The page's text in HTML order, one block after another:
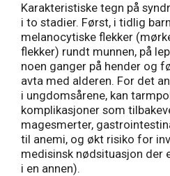
Karakteristiske tegn på
i to stadier. Først, i tidlig
melanocytiske flekker
flekker) rundt munnen, på
noen ganger på hender og
avta med alderen. For det
i ungdomsårene, kan
komplikasjoner som
magesmerter,
til anemi, og økt risiko for
medisinsk nødsituasjon der
i en annen).